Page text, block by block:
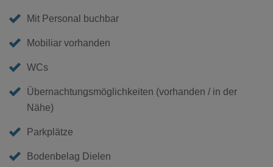
Mit Personal buchbar
Mobiliar vorhanden
WCs
Übernachtungsmöglichkeiten (vorhanden / in der
Nähe)
Parkplätze
Bodenbelag Dielen